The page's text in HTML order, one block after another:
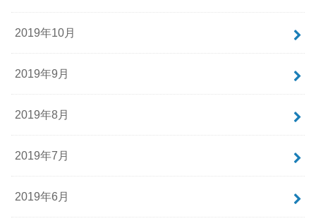
2019年10月
2019年9月
2019年8月
2019年7月
2019年6月